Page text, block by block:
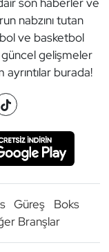
nabzını tutan
ve basketbol
gelişmeler
ayrıntılar burada!
Güreş
Boks
Branşlar